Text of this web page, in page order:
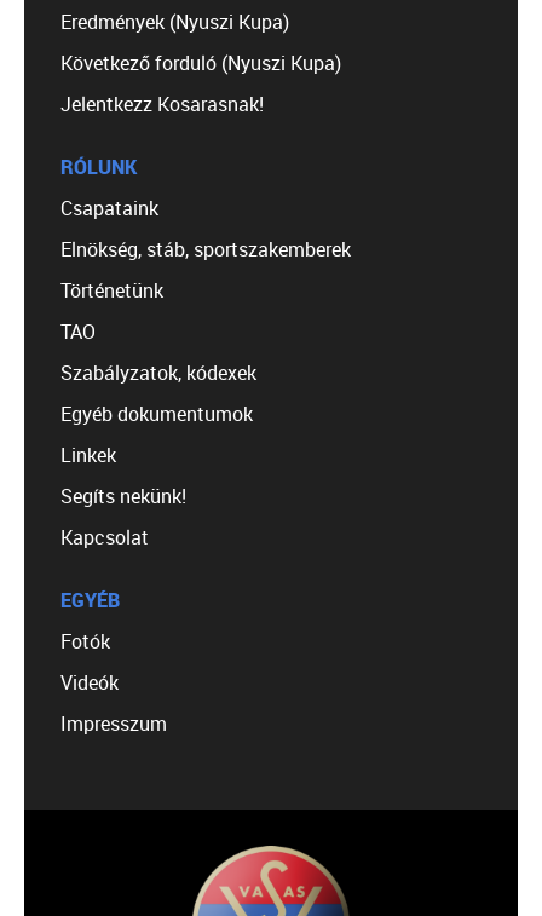
Eredmények (Nyuszi Kupa)
Következő forduló (Nyuszi Kupa)
Jelentkezz Kosarasnak!
RÓLUNK
Csapataink
Elnökség, stáb, sportszakemberek
Történetünk
TAO
Szabályzatok, kódexek
Egyéb dokumentumok
Linkek
Segíts nekünk!
Kapcsolat
EGYÉB
Fotók
Videók
Impresszum